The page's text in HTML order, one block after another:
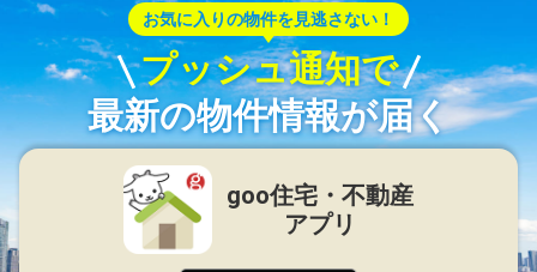
お気に入りの物件を見逃さない！
プッシュ通知で
最新の物件情報が届く
goo住宅・不動産
アプリ